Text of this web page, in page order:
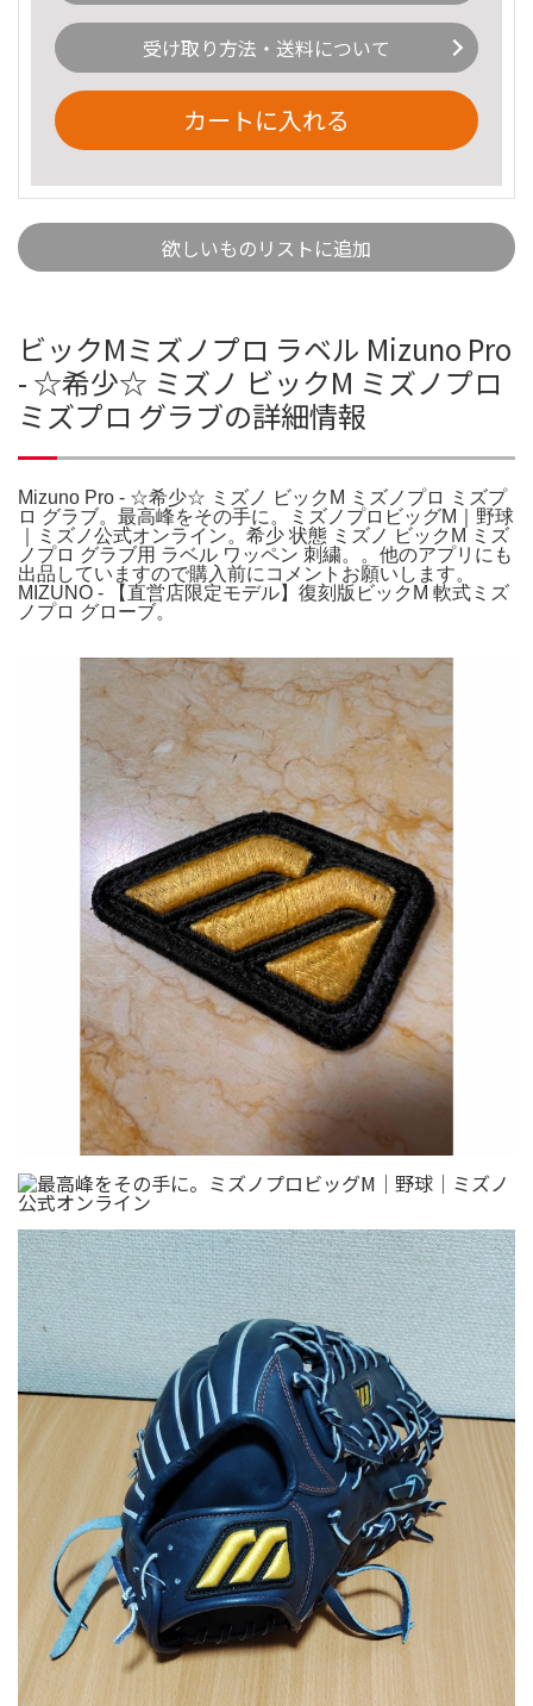
受け取り方法・送料について
カートに入れる
欲しいものリストに追加
ビックMミズノプロ ラベル Mizuno Pro
- ☆希少☆ ミズノ ビックM ミズノプロ
ミズプロ グラブの詳細情報
Mizuno Pro - ☆希少☆ ミズノ ビックM ミズノプロ ミズプ
ロ グラブ。最高峰をその手に。ミズノプロビッグM｜野球
｜ミズノ公式オンライン。希少 状態 ミズノ ビックM ミズ
ノプロ グラブ用 ラベル ワッペン 刺繍。。他のアプリにも
出品していますので購入前にコメントお願いします。
MIZUNO - 【直営店限定モデル】復刻版ビックM 軟式ミズ
ノプロ グローブ。